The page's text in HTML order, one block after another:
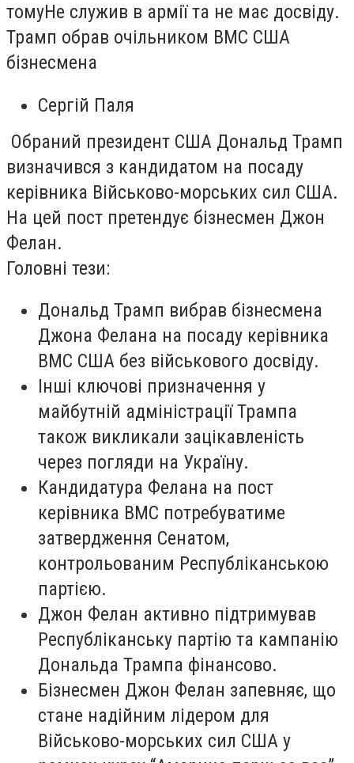
томуНе служив в армії та не має досвіду.
Трамп обрав очільником ВМС США
бізнесмена
Сергій Паля
Обраний президент США Дональд Трамп
визначився з кандидатом на посаду
керівника Військово-морських сил США.
На цей пост претендує бізнесмен Джон
Фелан.
Головні тези:
Дональд Трамп вибрав бізнесмена
Джона Фелана на посаду керівника
ВМС США без військового досвіду.
Інші ключові призначення у
майбутній адміністрації Трампа
також викликали зацікавленість
через погляди на Україну.
Кандидатура Фелана на пост
керівника ВМС потребуватиме
затвердження Сенатом,
контрольованим Республіканською
партією.
Джон Фелан активно підтримував
Республіканську партію та кампанію
Дональда Трампа фінансово.
Бізнесмен Джон Фелан запевняє, що
стане надійним лідером для
Військово-морських сил США у